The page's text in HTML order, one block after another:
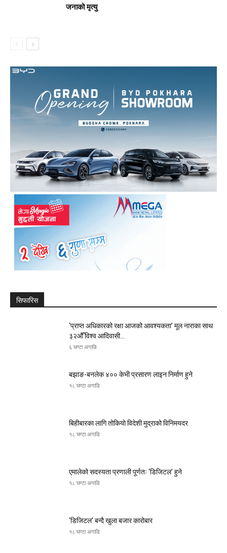
जनाको मृत्यु
सिफारिस
‘प्राप्त अधिकारको रक्षा आजको आवश्यकता’ मूल नाराका साथ
३२औँ विश्व आदिवासी...
६ घण्टा अगाडि
बझाङ-बनलेक ४०० केभी प्रसारण लाइन निर्माण हुने
१८ घण्टा अगाडि
बिहीबारका लागि तोकियो विदेशी मुद्राको विनिमयदर
१८ घण्टा अगाडि
एमालेको सदस्यता प्रणाली पूर्णतः ‘डिजिटल’ हुने
१८ घण्टा अगाडि
‘डिजिटल’ बन्दै खुला बजार कारोबार
१८ घण्टा अगाडि